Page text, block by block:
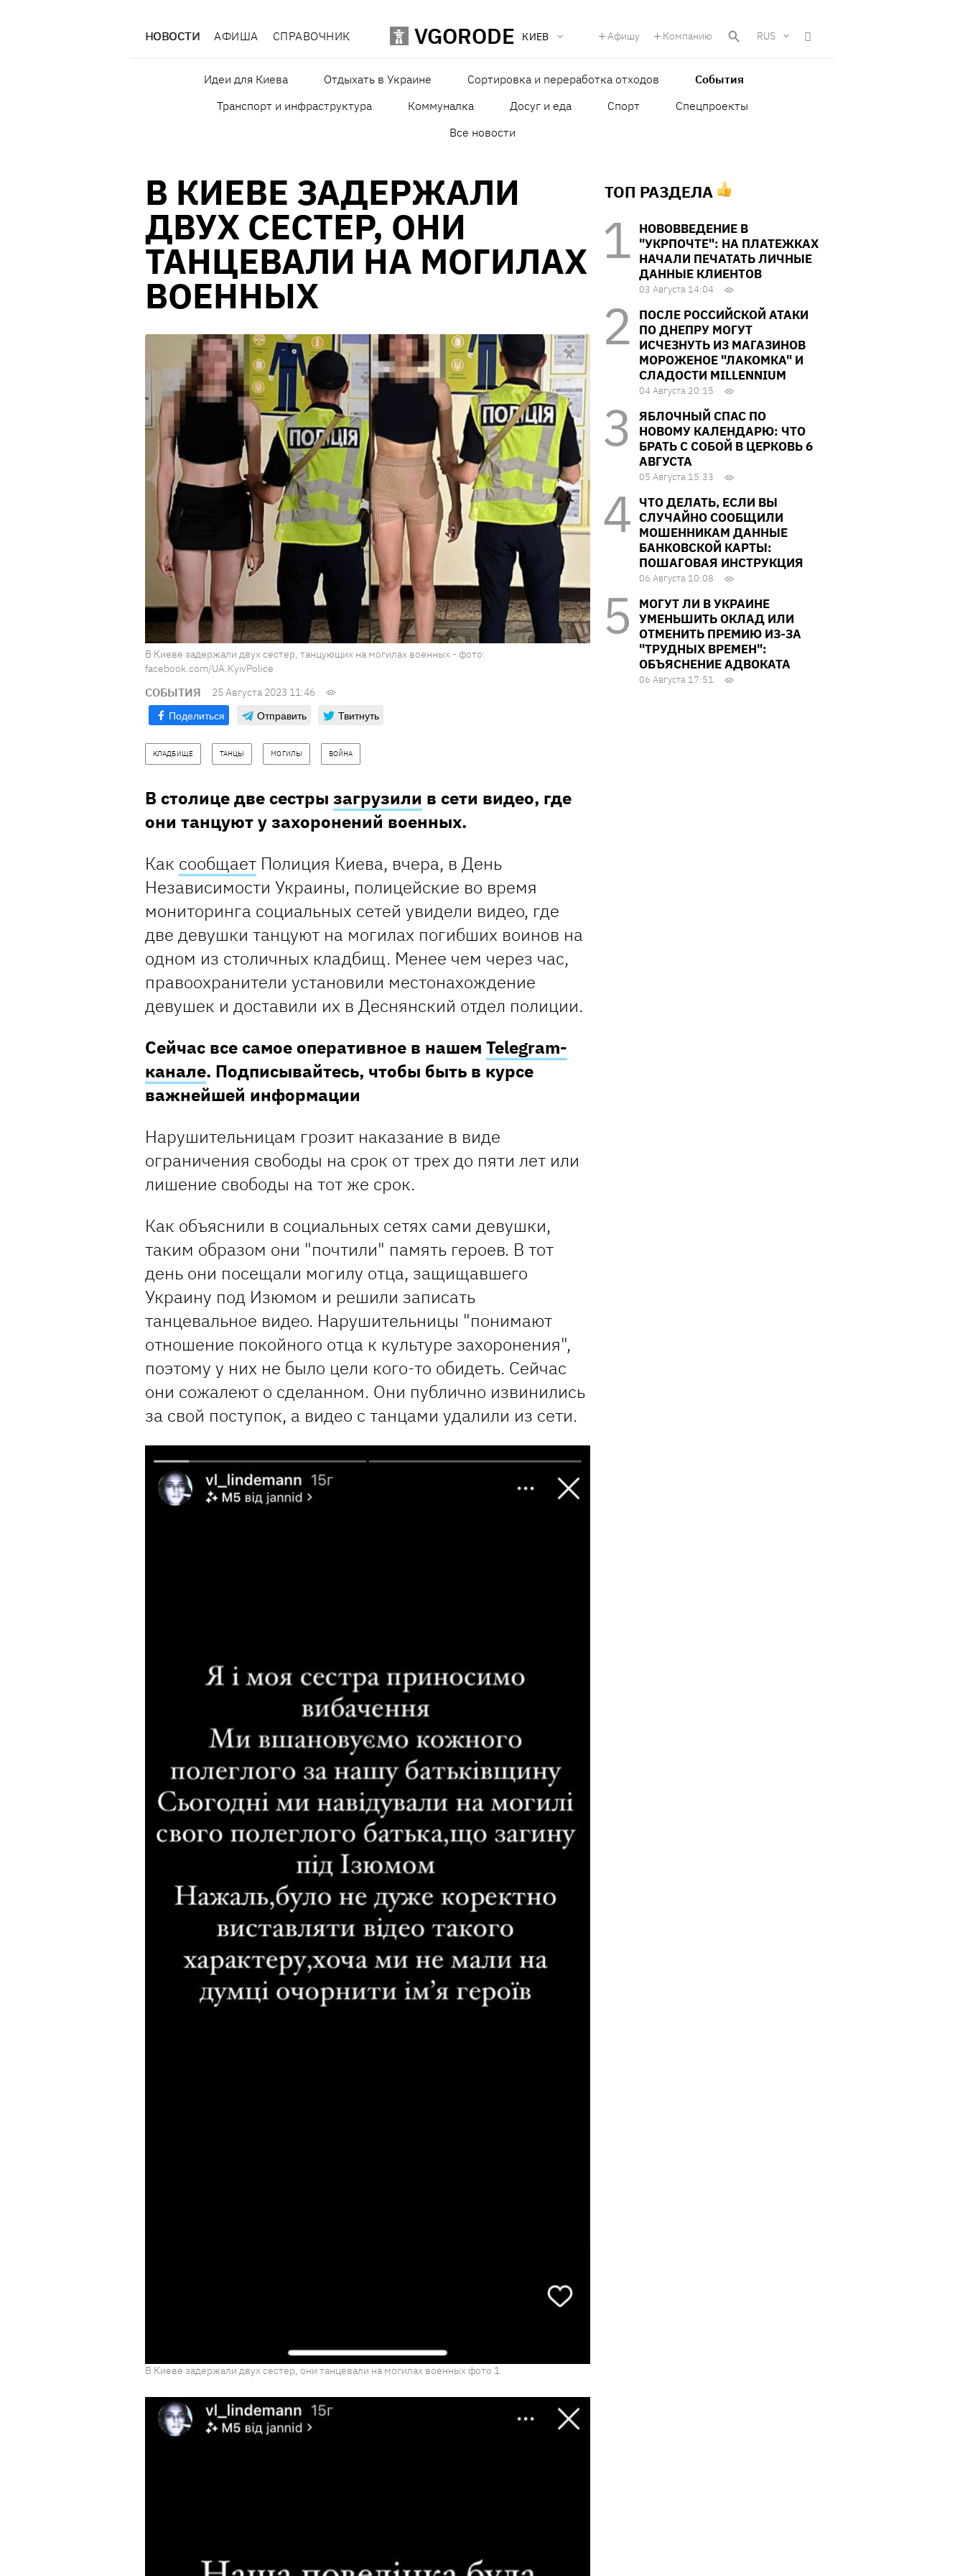
НОВОСТИ АФИША СПРАВОЧНИК VGORODE КИЕВ Афишу Компанию RUS
Идеи для Киева Отдыхать в Украине Сортировка и переработка отходов
События
Транспорт и инфраструктура
Коммуналка Досуг и еда Спорт
Спецпроекты
Все новости
В КИЕВЕ ЗАДЕРЖАЛИ
ДВУХ СЕСТЕР, ОНИ
ТАНЦЕВАЛИ НА МОГИЛАХ
ВОЕННЫХ
В Киеве задержали двух сестер, танцующих на могилах военных - фото:
facebook.com/UA.KyivPolice
СОБЫТИЯ 25 Августа 2023 11:46
Поделиться Отправить Твитнуть
КЛАДБИЩЕ ТАНЦЫ МОГИЛЫ ВОЙНА
В столице две сестры загрузили в сети видео, где
они танцуют у захоронений военных.
Как сообщает Полиция Киева, вчера, в День
Независимости Украины, полицейские во время
мониторинга социальных сетей увидели видео, где
две девушки танцуют на могилах погибших воинов на
одном из столичных кладбищ. Менее чем через час,
правоохранители установили местонахождение
девушек и доставили их в Деснянский отдел полиции.
Сейчас все самое оперативное в нашем Telegram-
канале. Подписывайтесь, чтобы быть в курсе
важнейшей информации
Нарушительницам грозит наказание в виде
ограничения свободы на срок от трех до пяти лет или
лишение свободы на тот же срок.
Как объяснили в социальных сетях сами девушки,
таким образом они "почтили" память героев. В тот
день они посещали могилу отца, защищавшего
Украину под Изюмом и решили записать
танцевальное видео. Нарушительницы "понимают
отношение покойного отца к культуре захоронения",
поэтому у них не было цели кого-то обидеть. Сейчас
они сожалеют о сделанном. Они публично извинились
за свой поступок, а видео с танцами удалили из сети.
В Киеве задержали двух сестер, они танцевали на могилах военных фото 1
ТОП РАЗДЕЛА
НОВОВВЕДЕНИЕ В
"УКРПОЧТЕ": НА ПЛАТЕЖКАХ
НАЧАЛИ ПЕЧАТАТЬ ЛИЧНЫЕ
ДАННЫЕ КЛИЕНТОВ
03 Августа 14:04
ПОСЛЕ РОССИЙСКОЙ АТАКИ
ПО ДНЕПРУ МОГУТ
ИСЧЕЗНУТЬ ИЗ МАГАЗИНОВ
МОРОЖЕНОЕ "ЛАКОМКА" И
СЛАДОСТИ MILLENNIUM
04 Августа 20:15
ЯБЛОЧНЫЙ СПАС ПО
НОВОМУ КАЛЕНДАРЮ: ЧТО
БРАТЬ С СОБОЙ В ЦЕРКОВЬ 6
АВГУСТА
05 Августа 15:33
ЧТО ДЕЛАТЬ, ЕСЛИ ВЫ
СЛУЧАЙНО СООБЩИЛИ
МОШЕННИКАМ ДАННЫЕ
БАНКОВСКОЙ КАРТЫ:
ПОШАГОВАЯ ИНСТРУКЦИЯ
06 Августа 10:08
МОГУТ ЛИ В УКРАИНЕ
УМЕНЬШИТЬ ОКЛАД ИЛИ
ОТМЕНИТЬ ПРЕМИЮ ИЗ-ЗА
"ТРУДНЫХ ВРЕМЕН":
ОБЪЯСНЕНИЕ АДВОКАТА
06 Августа 17:51